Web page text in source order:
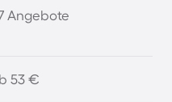
Angebote
53 €